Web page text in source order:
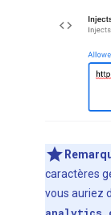
caractères
vous auriez